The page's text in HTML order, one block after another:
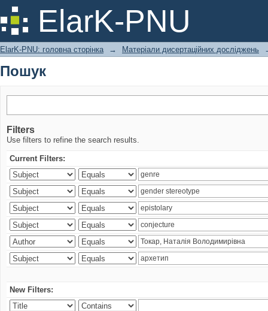
ElarK-PNU
Пошук
ElarK-PNU: головна сторінка → Матеріали дисертаційних досліджень
Пошук
Filters
Use filters to refine the search results.
Current Filters:
New Filters: